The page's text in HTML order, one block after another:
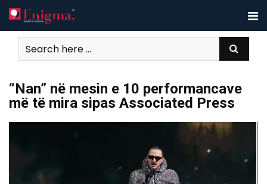
Skip
to
content
“Nan” në mesin e 10 performancave
më të mira sipas Associated Press